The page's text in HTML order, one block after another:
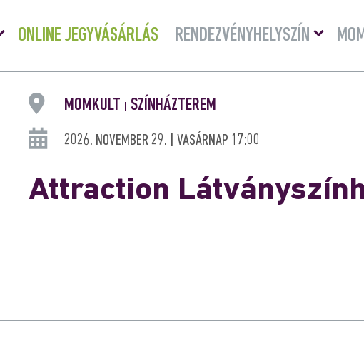
Menü
lenyitása
ONLINE JEGYVÁSÁRLÁS RENDEZVÉNYHELYSZÍN
Menü
lenyitása
MOMKULT SZÍNHÁZTEREM
2026. NOVEMBER 29. | VASÁRNAP 17:00
Attraction